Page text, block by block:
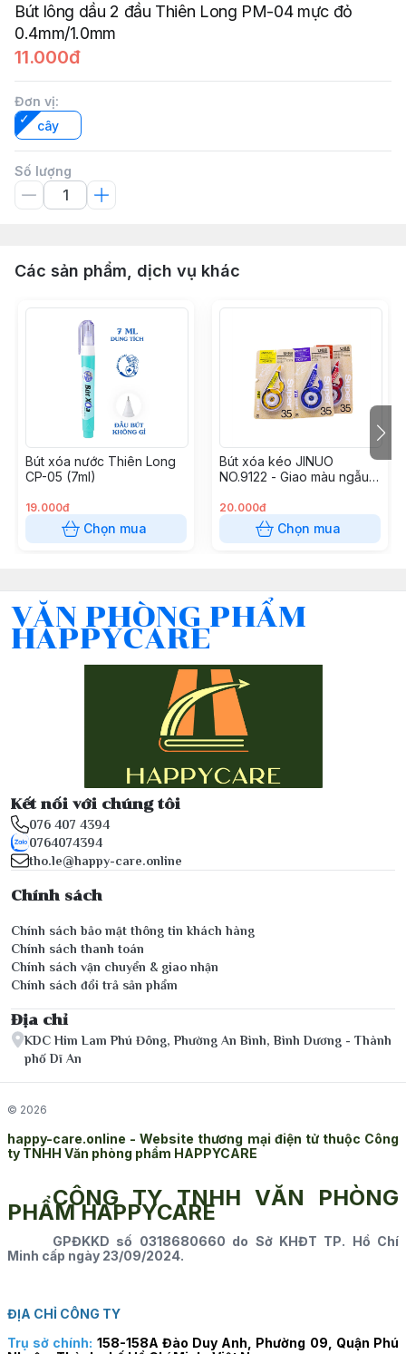
Bút lông dầu 2 đầu Thiên Long PM-04 mực đỏ
0.4mm/1.0mm
11.000đ
Đơn vị:
cây
Số lượng
Các sản phẩm, dịch vụ khác
Bút xóa nước Thiên Long
CP-05 (7ml)
19.000đ
Chọn mua
Bút xóa kéo JINUO
NO.9122 - Giao màu ngẫu
20.000đ
Chọn mua
VĂN PHÒNG PHẨM
HAPPYCARE
Kết nối với chúng tôi
076 407 4394
0764074394
tho.le@happy-care.online
Chính sách
Chính sách bảo mật thông tin khách hàng
Chính sách thanh toán
Chính sách vận chuyển & giao nhận
Chính sách đổi trả sản phẩm
Địa chỉ
KDC Him Lam Phú Đông, Phường An Bình, Bình Dương - Thành
phố Dĩ An
© 2026
happy-care.online - Website thương mại điện tử thuộc Công
ty TNHH Văn phòng phẩm HAPPYCARE
CÔNG TY TNHH VĂN PHÒNG
PHẨM HAPPYCARE
GPĐKKD số 0318680660 do Sở KHĐT TP. Hồ Chí
Minh cấp ngày 23/09/2024.
ĐỊA CHỈ CÔNG TY
Trụ sở chính: 158-158A Đào Duy Anh, Phường 09, Quận Phú